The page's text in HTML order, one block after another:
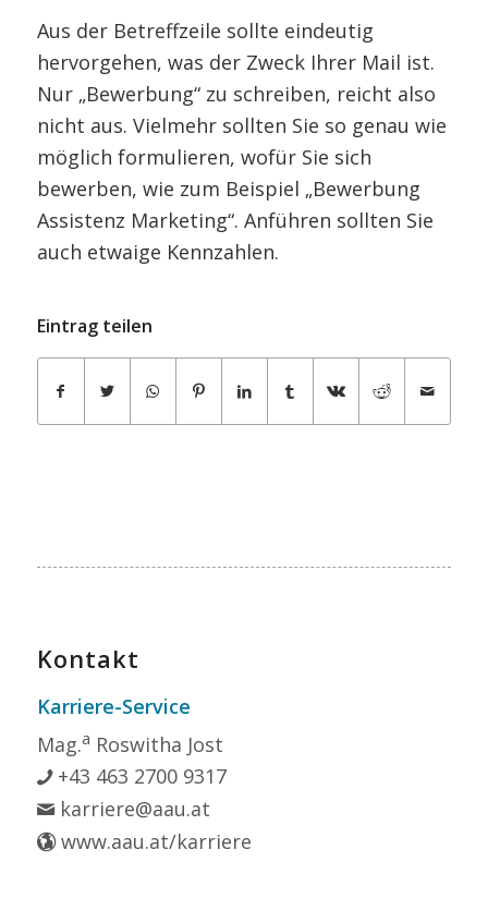
Aus der Betreffzeile sollte eindeutig
hervorgehen, was der Zweck Ihrer Mail ist.
Nur „Bewerbung“ zu schreiben, reicht also
nicht aus. Vielmehr sollten Sie so genau wie
möglich formulieren, wofür Sie sich
bewerben, wie zum Beispiel „Bewerbung
Assistenz Marketing“. Anführen sollten Sie
auch etwaige Kennzahlen.
Eintrag teilen
Kontakt
Karriere-Service
Mag.a Roswitha Jost
+43 463 2700 9317
karriere@aau.at
www.aau.at/karriere